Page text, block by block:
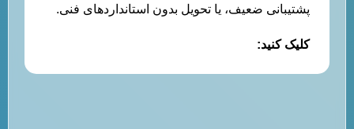
پشتیبانی ضعیف، یا تحویل بدون استانداردهای فنی.
کلیک کنید: